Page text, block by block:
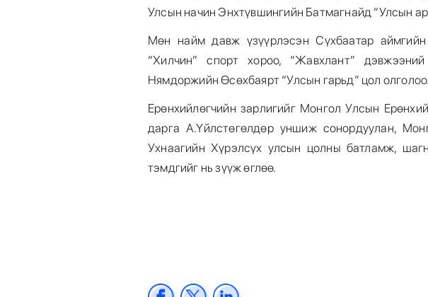
Улсын начин Энхтүвшингийн Батмагнайд “Улсын
Мөн найм давж үзүүрлэсэн Сүхбаатар
“Хилчин” спорт хороо, “Жавхлант”
Нямдоржийн Өсөхбаярт “Улсын гарьд” цол олголоо.
Ерөнхийлөгчийн зарлигийг Монгол Улсын
дарга А.Үйлстөгөлдөр уншиж сонордуулан,
Ухнаагийн Хүрэлсүх улсын цолны батламж,
тэмдгийг нь зүүж өглөө.